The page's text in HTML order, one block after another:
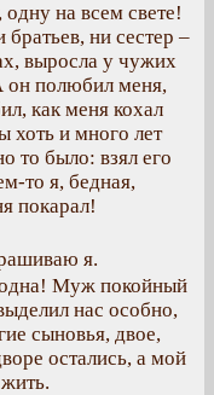
на всем свете!
ни сестер –
выросла у чужих
он полюбил меня,
как меня кохал
хоть и много лет
то было: взял его
то я, бедная,
покарал!
я.
одна! Муж покойный
нас особно,
сыновья, двое,
остались, а мой